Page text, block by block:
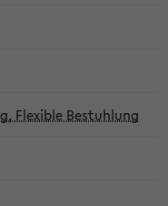
Flexible Bestuhlung